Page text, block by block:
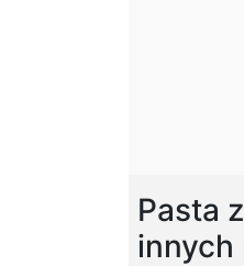
Pasta
innych